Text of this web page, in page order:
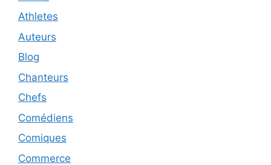
Athletes
Auteurs
Blog
Chanteurs
Chefs
Comédiens
Comiques
Commerce